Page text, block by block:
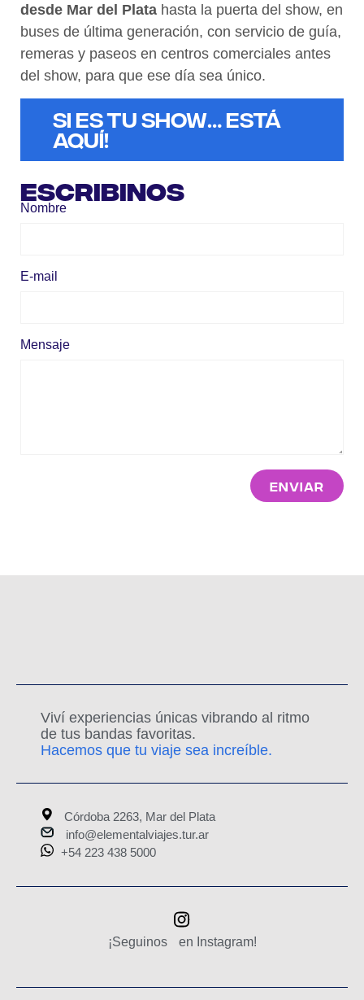
desde Mar del Plata hasta la puerta del show, en
buses de última generación, con servicio de guía,
remeras y paseos en centros comerciales antes
del show, para que ese día sea único.
Si es tu Show… está
Aquí!
Escribinos
Nombre
E-mail
Mensaje
Enviar
Viví experiencias únicas vibrando al ritmo
de tus bandas favoritas.
Hacemos que tu viaje sea increíble.
Córdoba 2263, Mar del Plata
info@elementalviajes.tur.ar
+54 223 438 5000
¡Seguinos en Instagram!